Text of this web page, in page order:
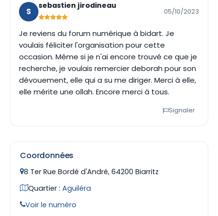
S
sebastien jirodineau
05/10/2023
Je reviens du forum numérique à bidart. Je
voulais féliciter l'organisation pour cette
occasion. Même si je n'ai encore trouvé ce que je
recherche, je voulais remercier deborah pour son
dévouement, elle qui a su me diriger. Merci à elle,
elle mérite une ollah. Encore merci à tous.
Signaler
Coordonnées
8 Ter Rue Bordé d'André, 64200 Biarritz
Quartier : Aguiléra
Voir le numéro